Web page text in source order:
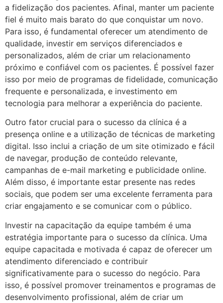
a fidelização dos pacientes. Afinal, manter um paciente
fiel é muito mais barato do que conquistar um novo.
Para isso, é fundamental oferecer um atendimento de
qualidade, investir em serviços diferenciados e
personalizados, além de criar um relacionamento
próximo e confiável com os pacientes. É possível fazer
isso por meio de programas de fidelidade, comunicação
frequente e personalizada, e investimento em
tecnologia para melhorar a experiência do paciente.
Outro fator crucial para o sucesso da clínica é a
presença online e a utilização de técnicas de marketing
digital. Isso inclui a criação de um site otimizado e fácil
de navegar, produção de conteúdo relevante,
campanhas de e-mail marketing e publicidade online.
Além disso, é importante estar presente nas redes
sociais, que podem ser uma excelente ferramenta para
criar engajamento e se comunicar com o público.
Investir na capacitação da equipe também é uma
estratégia importante para o sucesso da clínica. Uma
equipe capacitada e motivada é capaz de oferecer um
atendimento diferenciado e contribuir
significativamente para o sucesso do negócio. Para
isso, é possível promover treinamentos e programas de
desenvolvimento profissional, além de criar um